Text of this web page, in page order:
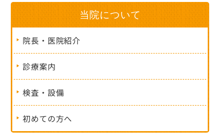
当院について
院長・医院紹介
診療案内
検査・設備
初めての方へ